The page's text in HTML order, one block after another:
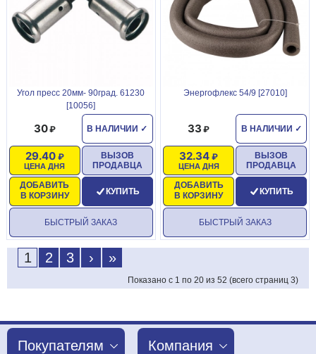
Угол пресс 20мм- 90град. 61230
[10056]
В НАЛИЧИИ ✓
30
ЦЕНА ДНЯ
29.40
ДОБАВИТЬ
В КОРЗИНУ
ВЫЗОВ
ПРОДАВЦА
КУПИТЬ
БЫСТРЫЙ ЗАКАЗ
Энергофлекс 54/9 [27010]
В НАЛИЧИИ ✓
33
ЦЕНА ДНЯ
32.34
ДОБАВИТЬ
В КОРЗИНУ
ВЫЗОВ
ПРОДАВЦА
КУПИТЬ
БЫСТРЫЙ ЗАКАЗ
1 2 3 › »
Показано с 1 по 20 из 52 (всего страниц 3)
Покупателям Компания